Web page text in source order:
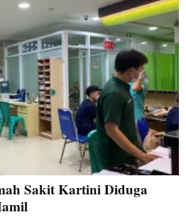
Sakit Kartini Diduga